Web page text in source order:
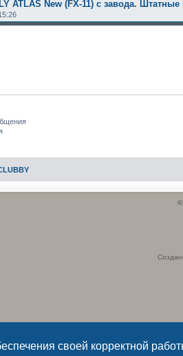
своей корректной
ATLAS New (FX-11) с завода.
©